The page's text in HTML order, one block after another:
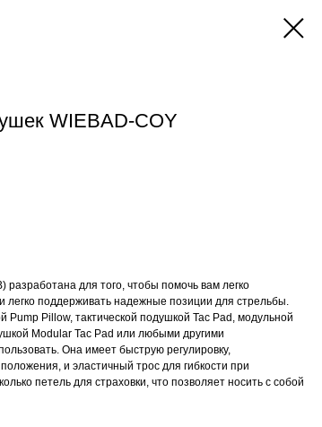
WIEBAD-COY
для того, чтобы помочь вам легко
легко поддерживать надежные позиции для стрельбы.
Pillow, тактической подушкой Tac Pad, модульной
Modular Tac Pad или любыми другими
Она имеет быструю регулировку,
и эластичный трос для гибкости при
петель для страховки, что позволяет носить с собой